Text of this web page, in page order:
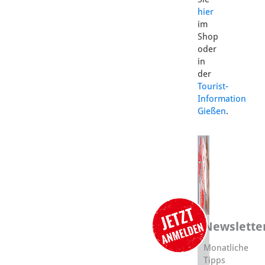
hier
im
Shop
oder
in
der
Tourist-
Information
Gießen.
Monatliche
Tipps